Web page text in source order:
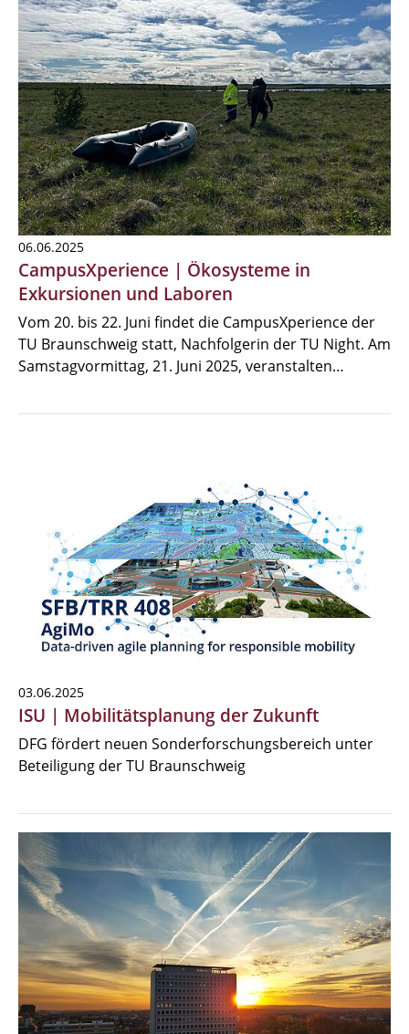
06.06.2025
CampusXperience | Ökosysteme in
Exkursionen und Laboren
Vom 20. bis 22. Juni findet die CampusXperience der
TU Braunschweig statt, Nachfolgerin der TU Night. Am
Samstagvormittag, 21. Juni 2025, veranstalten…
03.06.2025
ISU | Mobilitätsplanung der Zukunft
DFG fördert neuen Sonderforschungsbereich unter
Beteiligung der TU Braunschweig